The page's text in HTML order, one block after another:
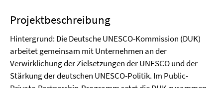
Projektbeschreibung
Hintergrund: Die Deutsche UNESCO-Kommission (DUK)
arbeitet gemeinsam mit Unternehmen an der
Verwirklichung der Zielsetzungen der UNESCO und der
Stärkung der deutschen UNESCO-Politik. Im Public-